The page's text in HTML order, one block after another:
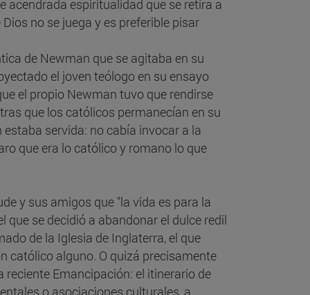
acendrada espiritualidad que se retira a
no se juega y es preferible pisar
de Newman que se agitaba en su
el joven teólogo en su ensayo
el propio Newman tuvo que rendirse
que los católicos permanecían en su
servida: no cabía invocar a la
que era lo católico y romano lo que
y sus amigos que "la vida es para la
que se decidió a abandonar el dulce redil
de la Iglesia de Inglaterra, el que
católico alguno. O quizá precisamente
Emancipación: el itinerario de
o asociaciones culturales, a